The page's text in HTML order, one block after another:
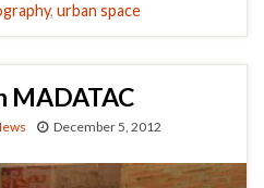
, urban space
MADATAC
December 5, 2012